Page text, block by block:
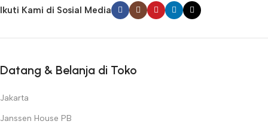
Ikuti Kami di Sosial Media
Datang & Belanja di Toko
Jakarta
Janssen House PB